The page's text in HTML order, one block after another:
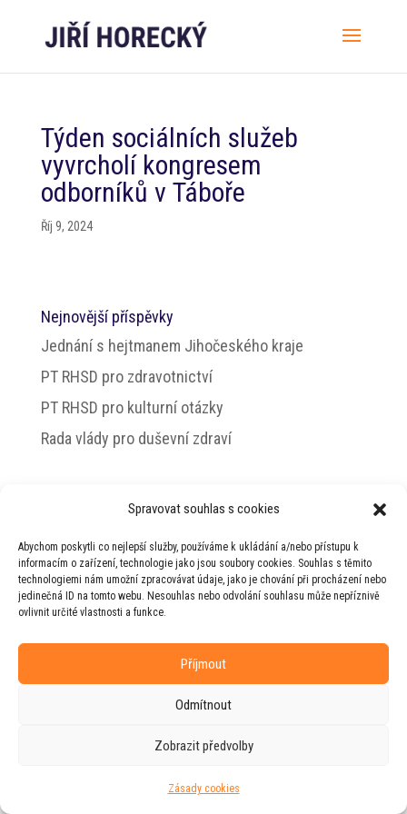
Spravovat souhlas s cookies
Abychom poskytli co nejlepší služby, používáme k ukládání a/nebo přístupu k
informacím o zařízení, technologie jako jsou soubory cookies. Souhlas s těmito
technologiemi nám umožní zpracovávat údaje, jako je chování při procházení nebo
jedinečná ID na tomto webu. Nesouhlas nebo odvolání souhlasu může nepříznivě
ovlivnit určité vlastnosti a funkce.
Příjmout
Odmítnout
Zobrazit předvolby
Zásady cookies
Týden sociálních služeb
vyvrcholí kongresem
odborníků v Táboře
Říj 9, 2024
Nejnovější příspěvky
Jednání s hejtmanem Jihočeského kraje
PT RHSD pro zdravotnictví
PT RHSD pro kulturní otázky
Rada vlády pro duševní zdraví
Horeckého
Web vytvořila firmaRUDIve spolupráci s
agenturou